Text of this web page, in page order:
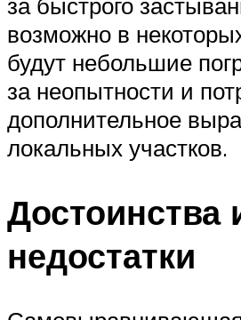
возможно в
будут небольшие
за неопытности и
дополнительное
локальных участков.
Достоинства
недостатки